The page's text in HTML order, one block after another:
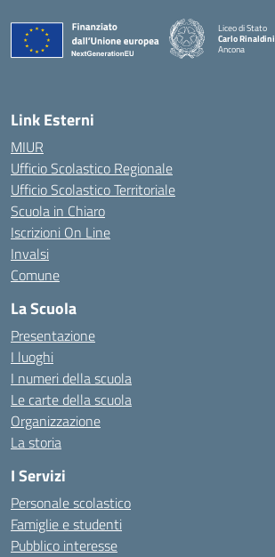
Liceo di Stato
Carlo Rinaldini
Ancona
Link Esterni
MIUR
Ufficio Scolastico Regionale
Ufficio Scolastico Territoriale
Scuola in Chiaro
Iscrizioni On Line
Invalsi
Comune
La Scuola
Presentazione
I luoghi
I numeri della scuola
Le carte della scuola
Organizzazione
La storia
I Servizi
Personale scolastico
Famiglie e studenti
Pubblico interesse